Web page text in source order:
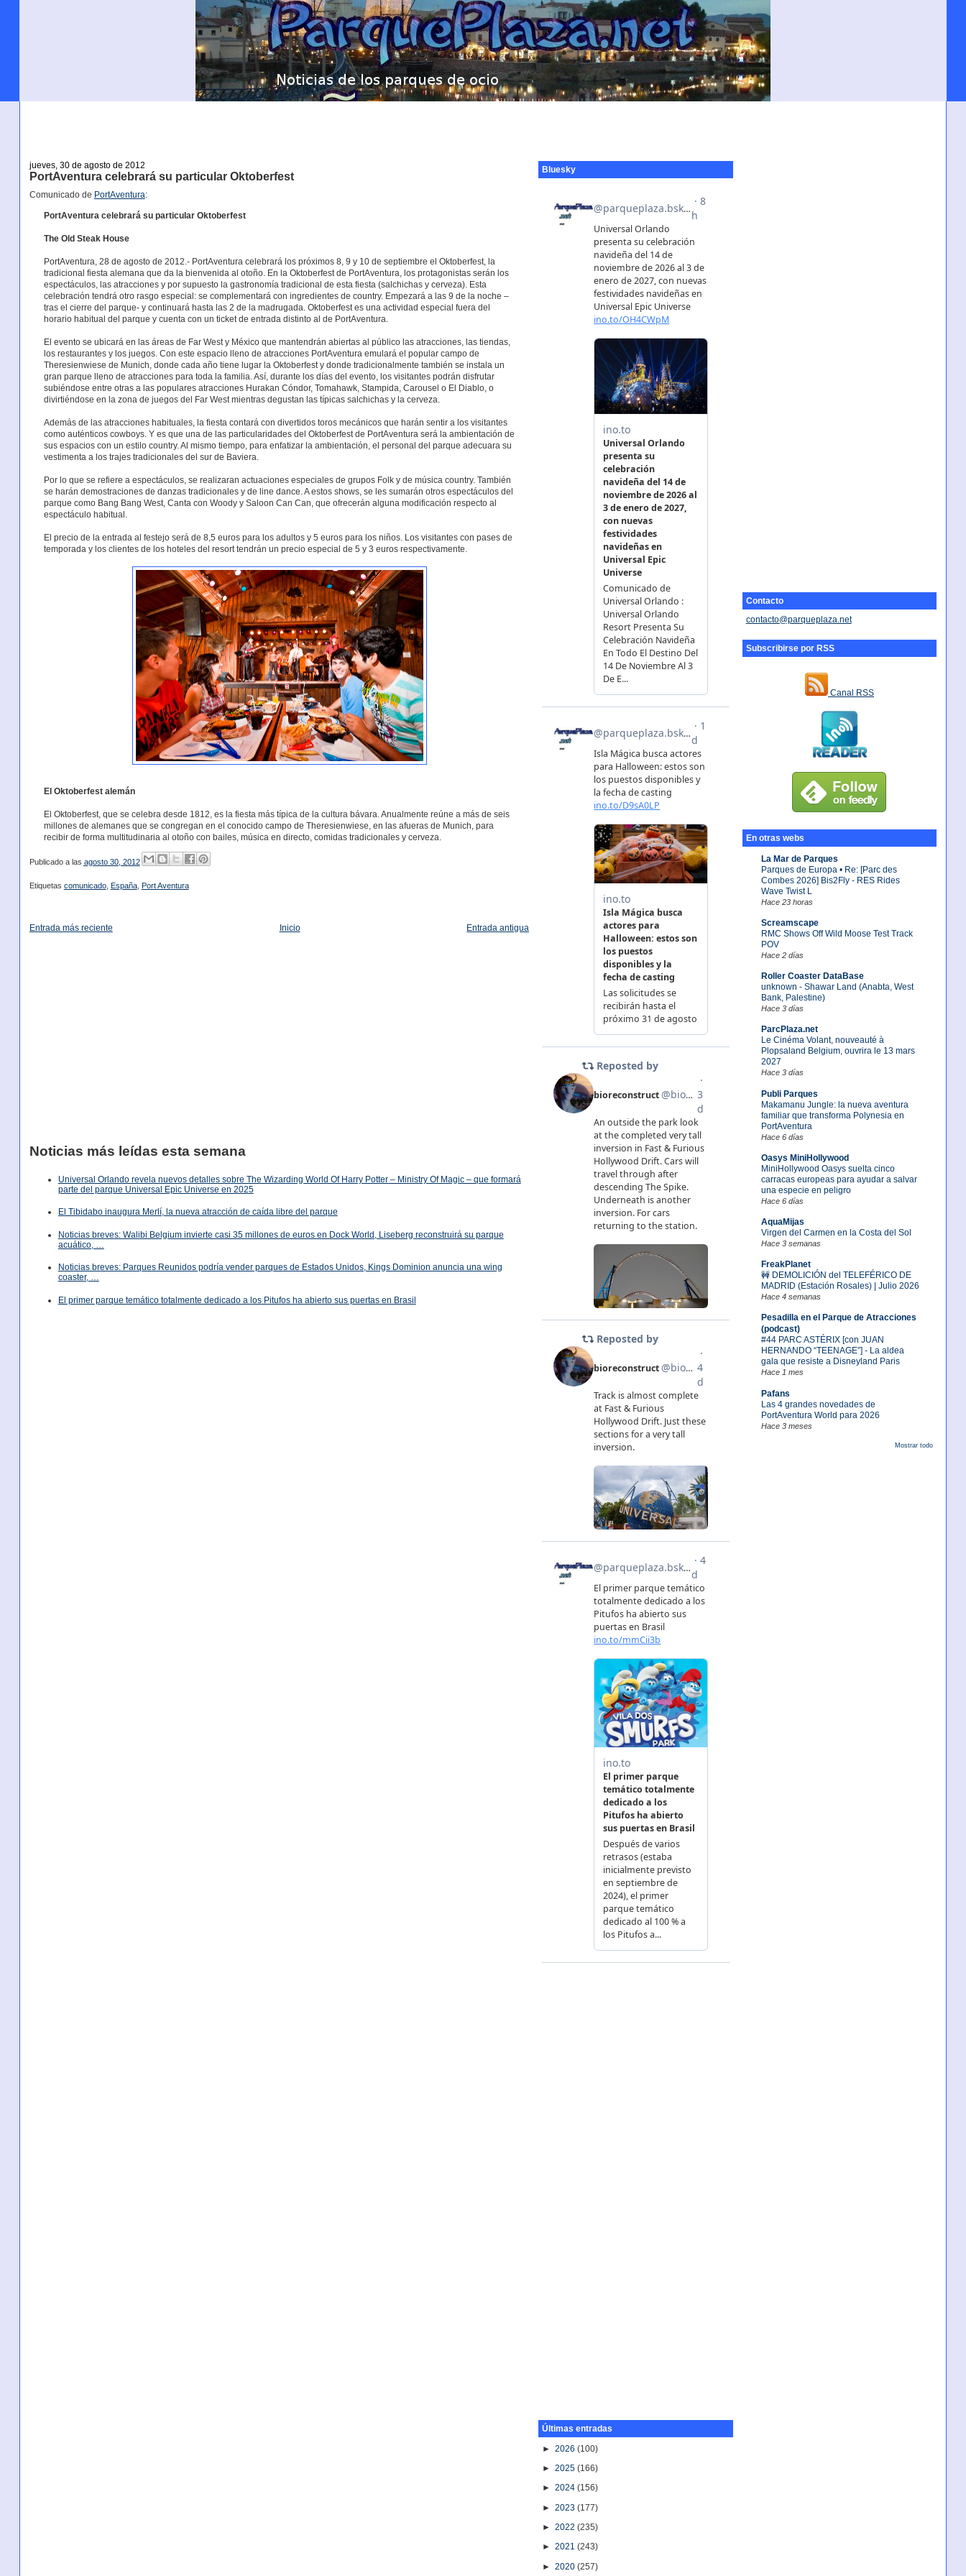
Contacto
contacto@parqueplaza.net
Subscribirse por RSS
Canal RSS
En otras webs
La Mar de Parques
Parques de Europa • Re: [Parc des
Combes 2026] Bis2Fly - RES Rides
Wave Twist L
Hace 23 horas
Screamscape
RMC Shows Off Wild Moose Test Track
POV
Hace 2 días
Roller Coaster DataBase
unknown - Shawar Land (Anabta, West
Bank, Palestine)
Hace 3 días
ParcPlaza.net
Le Cinéma Volant, nouveauté à
Plopsaland Belgium, ouvrira le 13 mars
2027
Hace 3 días
Publi Parques
Makamanu Jungle: la nueva aventura
familiar que transforma Polynesia en
PortAventura
Hace 6 días
Oasys MiniHollywood
MiniHollywood Oasys suelta cinco
carracas europeas para ayudar a salvar
una especie en peligro
Hace 6 días
AquaMijas
Virgen del Carmen en la Costa del Sol
Hace 3 semanas
FreakPlanet
🚧 DEMOLICIÓN del TELEFÉRICO DE
MADRID (Estación Rosales) | Julio 2026
Hace 4 semanas
Pesadilla en el Parque de Atracciones
(podcast)
#44 PARC ASTÉRIX [con JUAN
HERNANDO “TEENAGE”] - La aldea
gala que resiste a Disneyland Paris
Hace 1 mes
Pafans
Las 4 grandes novedades de
PortAventura World para 2026
Hace 3 meses
Mostrar todo
jueves, 30 de agosto de 2012
PortAventura celebrará su particular Oktoberfest
Comunicado de PortAventura:
PortAventura celebrará su particular Oktoberfest
The Old Steak House
PortAventura, 28 de agosto de 2012.- PortAventura celebrará los próximos 8, 9 y 10 de septiembre el Oktoberfest, la
tradicional fiesta alemana que da la bienvenida al otoño. En la Oktoberfest de PortAventura, los protagonistas serán los
espectáculos, las atracciones y por supuesto la gastronomía tradicional de esta fiesta (salchichas y cerveza). Esta
celebración tendrá otro rasgo especial: se complementará con ingredientes de country. Empezará a las 9 de la noche –
tras el cierre del parque- y continuará hasta las 2 de la madrugada. Oktoberfest es una actividad especial fuera del
horario habitual del parque y cuenta con un ticket de entrada distinto al de PortAventura.
El evento se ubicará en las áreas de Far West y México que mantendrán abiertas al público las atracciones, las tiendas,
los restaurantes y los juegos. Con este espacio lleno de atracciones PortAventura emulará el popular campo de
Theresienwiese de Munich, donde cada año tiene lugar la Oktoberfest y donde tradicionalmente también se instala un
gran parque lleno de atracciones para toda la familia. Así, durante los días del evento, los visitantes podrán disfrutar
subiéndose entre otras a las populares atracciones Hurakan Cóndor, Tomahawk, Stampida, Carousel o El Diablo, o
divirtiéndose en la zona de juegos del Far West mientras degustan las típicas salchichas y la cerveza.
Además de las atracciones habituales, la fiesta contará con divertidos toros mecánicos que harán sentir a los visitantes
como auténticos cowboys. Y es que una de las particularidades del Oktoberfest de PortAventura será la ambientación de
sus espacios con un estilo country. Al mismo tiempo, para enfatizar la ambientación, el personal del parque adecuara su
vestimenta a los trajes tradicionales del sur de Baviera.
Por lo que se refiere a espectáculos, se realizaran actuaciones especiales de grupos Folk y de música country. También
se harán demostraciones de danzas tradicionales y de line dance. A estos shows, se les sumarán otros espectáculos del
parque como Bang Bang West, Canta con Woody y Saloon Can Can, que ofrecerán alguna modificación respecto al
espectáculo habitual.
El precio de la entrada al festejo será de 8,5 euros para los adultos y 5 euros para los niños. Los visitantes con pases de
temporada y los clientes de los hoteles del resort tendrán un precio especial de 5 y 3 euros respectivamente.
El Oktoberfest alemán
El Oktoberfest, que se celebra desde 1812, es la fiesta más típica de la cultura bávara. Anualmente reúne a más de seis
millones de alemanes que se congregan en el conocido campo de Theresienwiese, en las afueras de Munich, para
recibir de forma multitudinaria al otoño con bailes, música en directo, comidas tradicionales y cerveza.
Publicado a las agosto 30, 2012
Etiquetas comunicado, España, Port Aventura
Entrada más reciente Entrada antigua
Inicio
Noticias más leídas esta semana
Universal Orlando revela nuevos detalles sobre The Wizarding World Of Harry Potter – Ministry Of Magic – que formará
parte del parque Universal Epic Universe en 2025
El Tibidabo inaugura Merlí, la nueva atracción de caída libre del parque
Noticias breves: Walibi Belgium invierte casi 35 millones de euros en Dock World, Liseberg reconstruirá su parque
acuático, …
Noticias breves: Parques Reunidos podría vender parques de Estados Unidos, Kings Dominion anuncia una wing
coaster, …
El primer parque temático totalmente dedicado a los Pitufos ha abierto sus puertas en Brasil
Bluesky
Últimas entradas
►2026(100)
►2025(166)
►2024(156)
►2023(177)
►2022(235)
►2021(243)
►2020(257)